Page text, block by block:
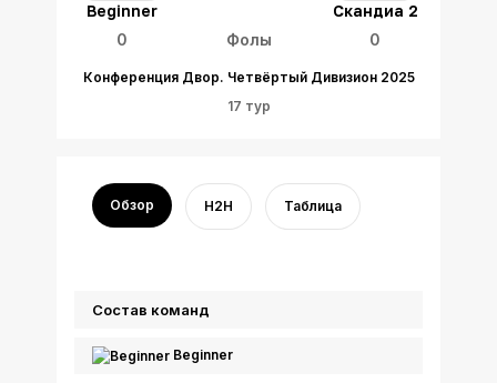
Beginner Скандиа 2
Конференция Двор. Четвёртый Дивизион 2025
17 тур
Фолы
0 0
Обзор H2H Таблица
Состав команд
Beginner